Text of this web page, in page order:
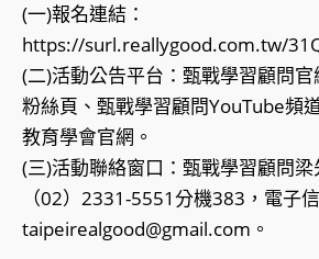
(一)報名連結：
https://surl.reallygood.com.tw/
(二)活動公告平台：甄戰學習顧問
粉絲頁、甄戰學習顧問YouTube頻
教育學會官網。
(三)活動聯絡窗口：甄戰學習顧問梁
（02）2331-5551分機383，電子信
taipeirealgood@gmail.com。